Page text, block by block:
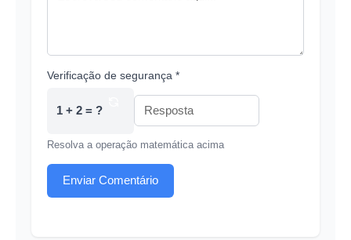
Verificação de segurança *
1 + 2 = ?
Resolva a operação matemática acima
Enviar Comentário